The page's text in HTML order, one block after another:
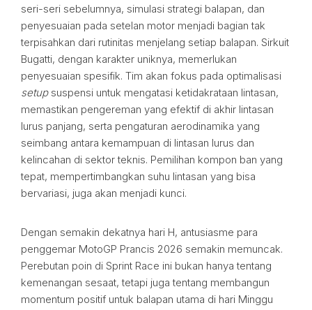
seri-seri sebelumnya, simulasi strategi balapan, dan
penyesuaian pada setelan motor menjadi bagian tak
terpisahkan dari rutinitas menjelang setiap balapan. Sirkuit
Bugatti, dengan karakter uniknya, memerlukan
penyesuaian spesifik. Tim akan fokus pada optimalisasi
setupsuspensi untuk mengatasi ketidakrataan lintasan,
memastikan pengereman yang efektif di akhir lintasan
lurus panjang, serta pengaturan aerodinamika yang
seimbang antara kemampuan di lintasan lurus dan
kelincahan di sektor teknis. Pemilihan kompon ban yang
tepat, mempertimbangkan suhu lintasan yang bisa
bervariasi, juga akan menjadi kunci.
Dengan semakin dekatnya hari H, antusiasme para
penggemar MotoGP Prancis 2026 semakin memuncak.
Perebutan poin di Sprint Race ini bukan hanya tentang
kemenangan sesaat, tetapi juga tentang membangun
momentum positif untuk balapan utama di hari Minggu